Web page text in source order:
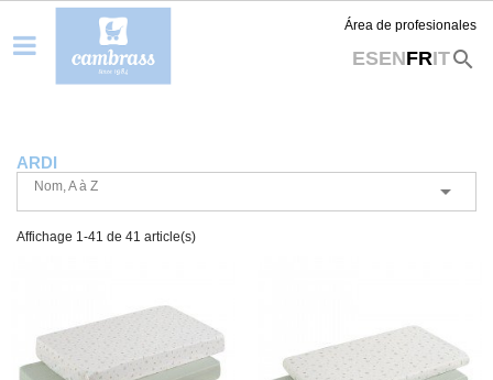
Área de profesionales
ESENFRITsearch
ARDI
Nom, A à Z 
Affichage 1-41 de 41 article(s)